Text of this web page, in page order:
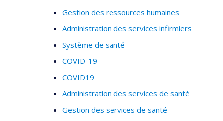
Gestion des ressources humaines
Administration des services infirmiers
Système de santé
COVID-19
COVID19
Administration des services de santé
Gestion des services de santé